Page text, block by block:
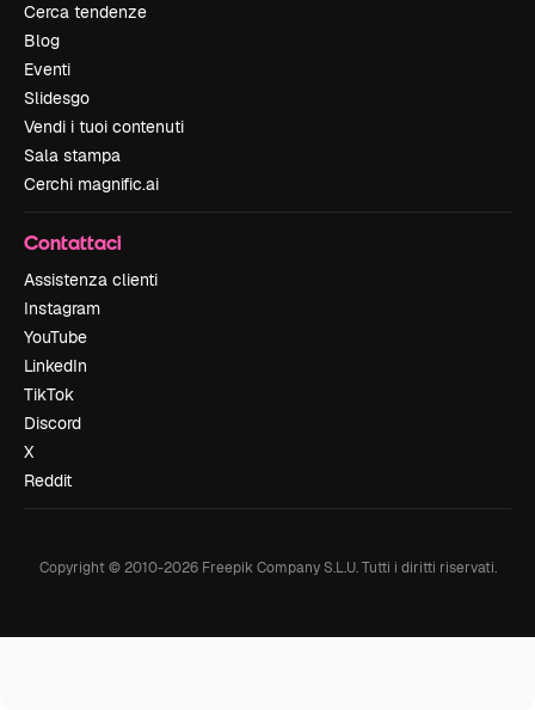
Cerca tendenze
Blog
Eventi
Slidesgo
Vendi i tuoi contenuti
Sala stampa
Cerchi magnific.ai
Contattaci
Assistenza clienti
Instagram
YouTube
LinkedIn
TikTok
Discord
X
Reddit
Copyright © 2010-2026Freepik Company S.L.U. Tutti i diritti riservati.